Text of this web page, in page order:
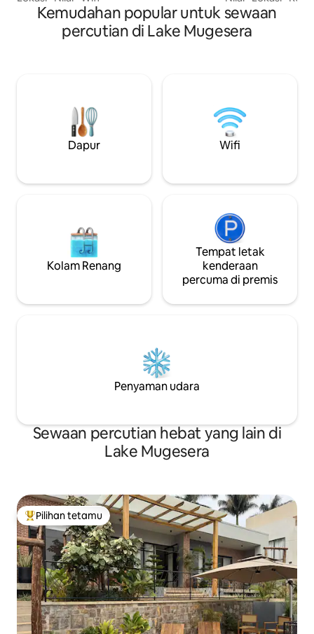
Pengambilan di lapangan terbang —
sepenuhnya PERCUMA Minuman alu-
aluan semasa ketibaan benar-benar
Tiada caj tersembunyi. Tiada kejutan.
Hanya kehangatan tulen, layanan yang
ikhlas dan tempat yang terasa seperti
tamu berganda
rehat/pejabat
dengan ruang makan.
yang luas, dan
utama adalah
persendirian
Kemudahan popular untuk sewaan
percutian di Lake Mugesera
Dapur Wifi
Kolam Renang
Tempat letak
kenderaan
percuma di premis
Penyaman udara
Sewaan percutian hebat yang lain di
Lake Mugesera
Pilihan utama tetamu
Pilihan tetamu